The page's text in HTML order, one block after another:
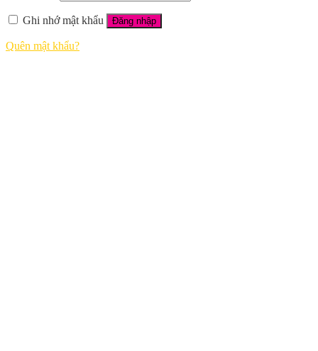
Ghi nhớ mật khẩu Đăng nhập
Quên mật khẩu?